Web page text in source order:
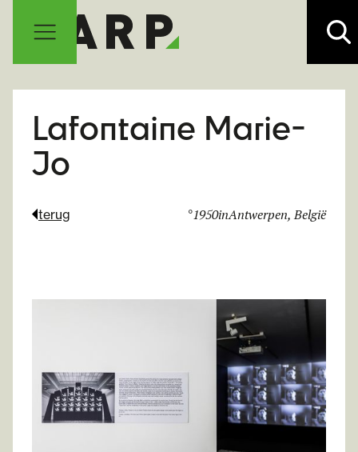
Lafontaine Marie-
Jo
terug °1950inAntwerpen, België